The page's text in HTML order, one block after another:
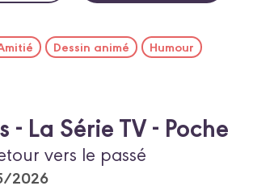
Dessin animé
Humour
- La Série TV - Poche
vers le passé
2026